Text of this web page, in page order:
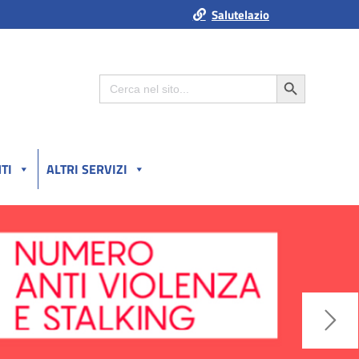
Salutelazio
Search
for:
Search Button
ALTRI SERVIZI